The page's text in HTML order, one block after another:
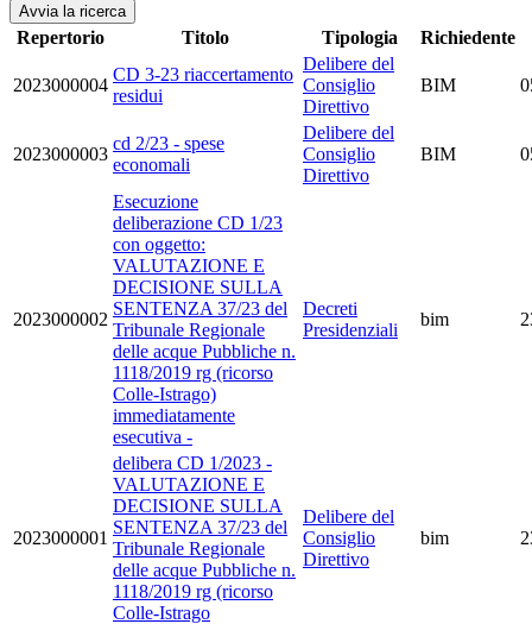
Avvia la ricerca
Repertorio Titolo Tipologia Richiedente
2023000004
CD 3-23 riaccertamento
residui
Delibere del
Consiglio
Direttivo
BIM
2023000003
cd 2/23 - spese
economali
Delibere del
Consiglio
Direttivo
BIM
2023000002
Esecuzione
deliberazione CD 1/23
con oggetto:
VALUTAZIONE E
DECISIONE SULLA
SENTENZA 37/23 del
Tribunale Regionale
delle acque Pubbliche n.
1118/2019 rg (ricorso
Colle-Istrago)
immediatamente
esecutiva -
Decreti
Presidenziali
bim
2023000001
delibera CD 1/2023 -
VALUTAZIONE E
DECISIONE SULLA
SENTENZA 37/23 del
Tribunale Regionale
delle acque Pubbliche n.
1118/2019 rg (ricorso
Colle-Istrago
Delibere del
Consiglio
Direttivo
bim